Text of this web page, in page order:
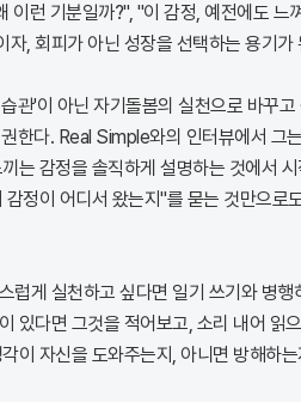
이런 기분일까?", "이 감정, 예전에도 느
자, 회피가 아닌 성장을 선택하는 용기가
관'이 아닌 자기돌봄의 실천으로 바꾸고
한다. Real Simple와의 인터뷰에서 그
는 감정을 솔직하게 설명하는 것에서
감정이 어디서 왔는지"를 묻는 것만으로
럽게 실천하고 싶다면 일기 쓰기와 병
있다면 그것을 적어보고, 소리 내어 읽
이 자신을 도와주는지, 아니면 방해하